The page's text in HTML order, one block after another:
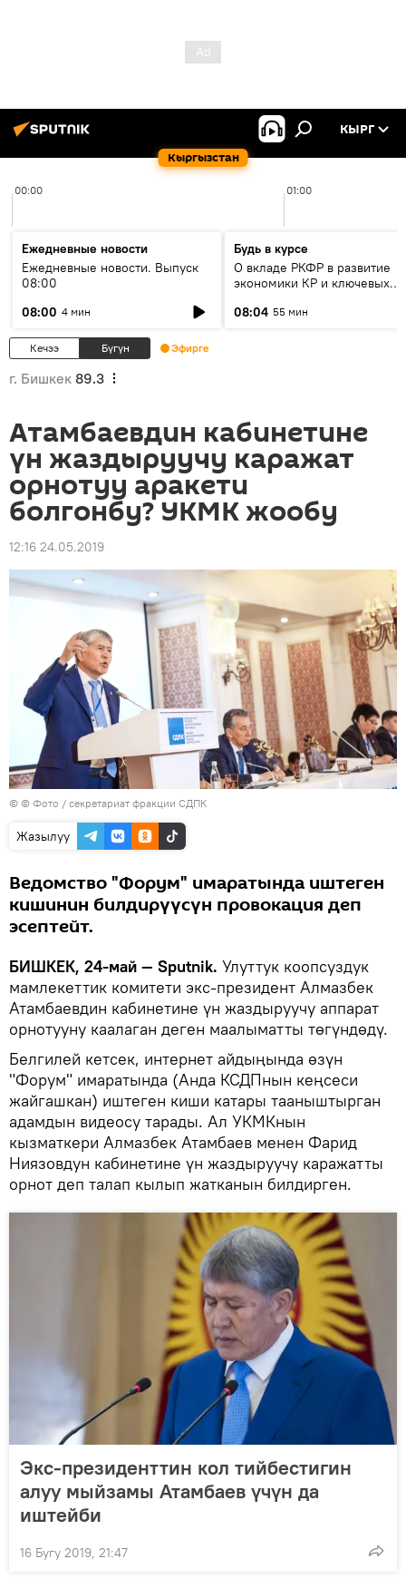
Кыргызстан
КЫРГ
00:00 01:00
Ежедневные новости
Ежедневные новости. Выпуск
08:00
08:00 4 мин
Будь в курсе
О вкладе РКФР в развитие
экономики КР и ключевых
08:04 55 мин
Кечээ Бүгүн Эфирге
г. Бишкек 89.3
Атамбаевдин кабинетине
үн жаздыруучу каражат
орнотуу аракети
болгонбу? УКМК жообу
12:16 24.05.2019
© © Фото / секретариат фракции СДПК
Жазылуу
Ведомство "Форум" имаратында иштеген
кишинин билдирүүсүн провокация деп
эсептейт.
БИШКЕК, 24-май — Sputnik. Улуттук коопсуздук
мамлекеттик комитети экс-президент Алмазбек
Атамбаевдин кабинетине үн жаздыруучу аппарат
орнотууну каалаган деген маалыматты төгүндөдү.
Белгилей кетсек, интернет айдыңында өзүн
"Форум" имаратында (Анда КСДПнын кеңсеси
жайгашкан) иштеген киши катары тааныштырган
адамдын видеосу тарады. Ал УКМКнын
кызматкери Алмазбек Атамбаев менен Фарид
Ниязовдун кабинетине үн жаздыруучу каражатты
орнот деп талап кылып жатканын билдирген.
Экс-президенттин кол тийбестигин
алуу мыйзамы Атамбаев үчүн да
иштейби
16 Бугу 2019, 21:47